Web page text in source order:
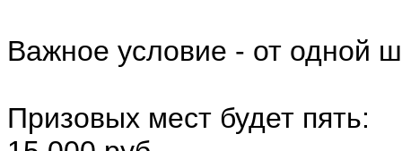
Важное условие - от одной
Призовых мест будет пять: